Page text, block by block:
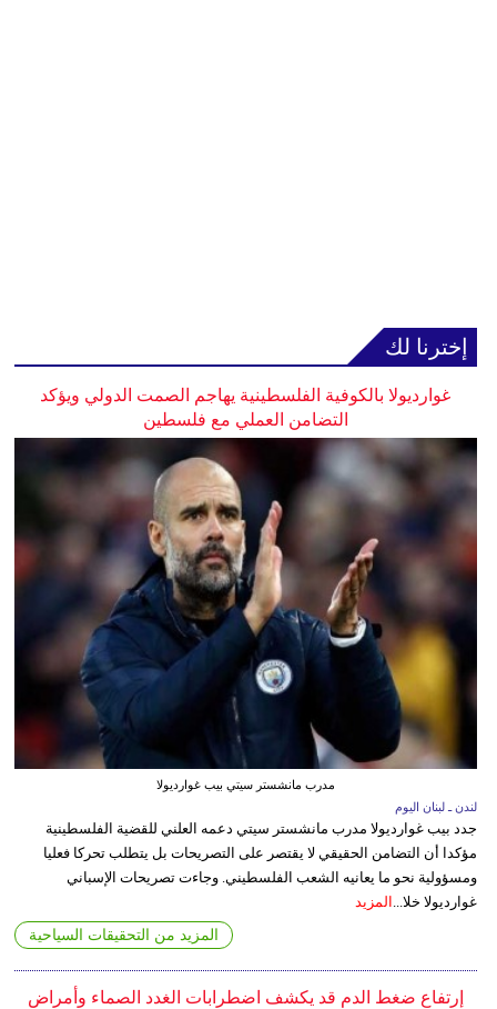
إخترنا لك
غوارديولا بالكوفية الفلسطينية يهاجم الصمت الدولي ويؤكد
التضامن العملي مع فلسطين
مدرب مانشستر سيتي بيب غوارديولا
لندن ـ لبنان اليوم
جدد بيب غوارديولا مدرب مانشستر سيتي دعمه العلني للقضية الفلسطينية
مؤكدا أن التضامن الحقيقي لا يقتصر على التصريحات بل يتطلب تحركا فعليا
ومسؤولية نحو ما يعانيه الشعب الفلسطيني. وجاءت تصريحات الإسباني
غوارديولا خلا...
المزيد
المزيد من التحقيقات السياحية
إرتفاع ضغط الدم قد يكشف اضطرابات الغدد الصماء وأمراض